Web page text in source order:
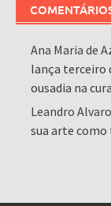
Ana Maria de
lança terceiro
ousadia na
Leandro Alvaro
sua arte